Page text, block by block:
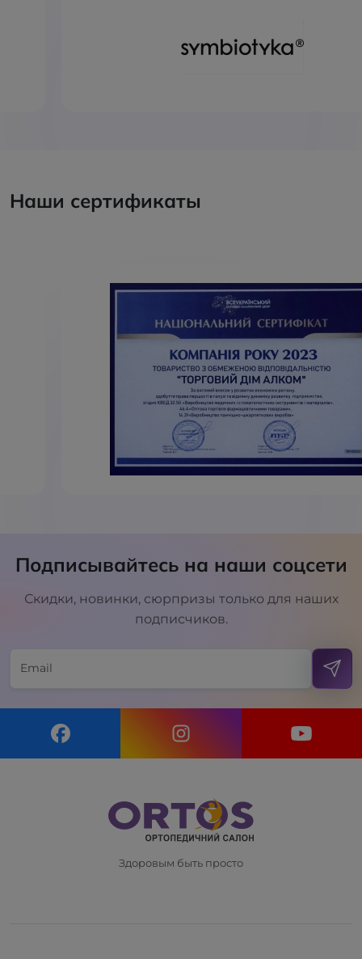
Наши сертификаты
Подписывайтесь на наши соцсети
Скидки, новинки, сюрпризы только для наших
подписчиков.
Здоровым быть просто